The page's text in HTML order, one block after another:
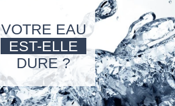
VOTRE EAU
EST-ELLE
DURE ?